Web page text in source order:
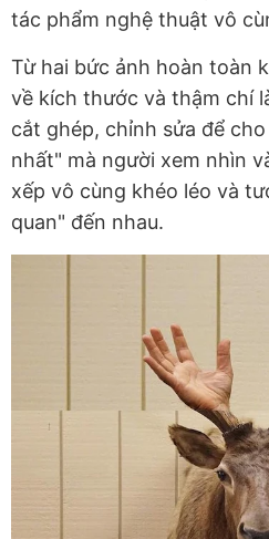
tác phẩm nghệ thuật vô
Từ hai bức ảnh hoàn toàn
về kích thước và thậm chí
cắt ghép, chỉnh sửa để
nhất" mà người xem nhìn
xếp vô cùng khéo léo và
quan" đến nhau.